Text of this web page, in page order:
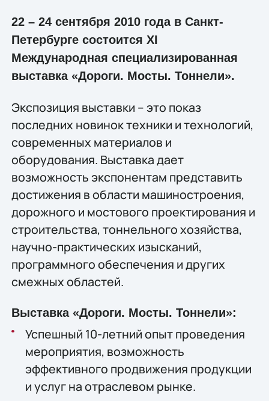
22 – 24 сентября 2010 года в Санкт-
Петербурге состоится XI
Международная специализированная
выставка «Дороги. Мосты. Тоннели».
Экспозиция выставки – это показ
последних новинок техники и технологий,
современных материалов и
оборудования. Выставка дает
возможность экспонентам представить
достижения в области машиностроения,
дорожного и мостового проектирования и
строительства, тоннельного хозяйства,
научно-практических изысканий,
программного обеспечения и других
смежных областей.
Выставка «Дороги. Мосты. Тоннели»:
Успешный 10-летний опыт проведения
мероприятия, возможность
эффективного продвижения продукции
и услуг на отраслевом рынке.